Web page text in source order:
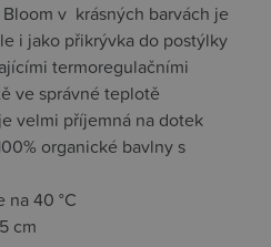
v krásných barvách je
i jako přikrývka do postýlky
termoregulačními
ve správné teplotě
velmi příjemná na dotek
organické bavlny s
na 40 °C
cm